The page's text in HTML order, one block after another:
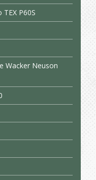
P60S
Wacker Neuson